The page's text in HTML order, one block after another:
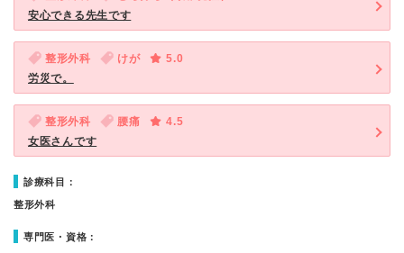
安心できる先生です
整形外科 けが
5.0
労災で。
整形外科 腰痛
4.5
女医さんです
診療科目：
整形外科
専門医・資格：